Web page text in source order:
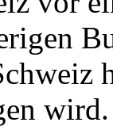
wird.